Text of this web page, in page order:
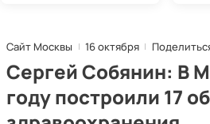
Сайт Москвы 16 октября
Сергей Собянин: В
году построили 17